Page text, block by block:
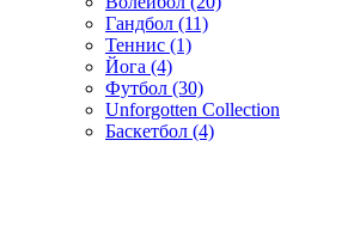
Гандбол (11)
Теннис (1)
Йога (4)
Футбол (30)
Unforgotten Collection
Баскетбол (4)